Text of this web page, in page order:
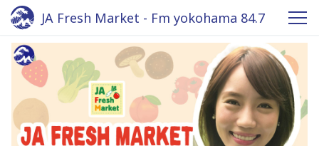
JA Fresh Market - Fm yokohama 84.7